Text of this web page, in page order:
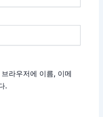
라우저에 이름, 이메
.